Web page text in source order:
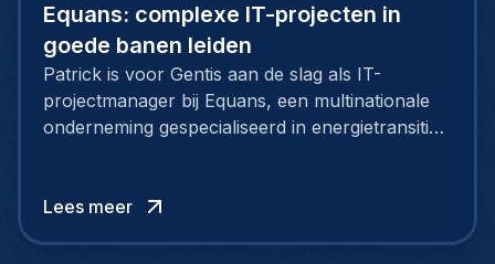
Equans: complexe IT-projecten in
goede banen leiden
Patrick is voor Gentis aan de slag als IT-
projectmanager bij Equans, een multinationale
onderneming gespecialiseerd in energietransitie
samenwerking met Equans. Zijn
Lees meer